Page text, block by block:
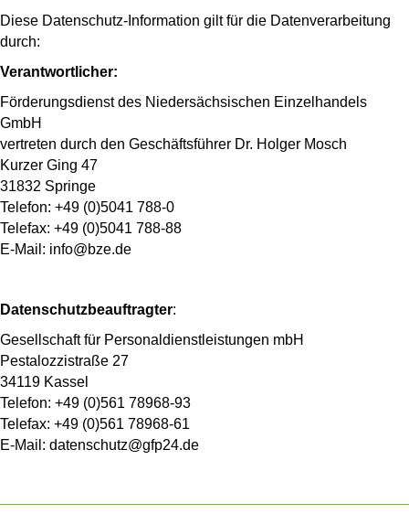
Diese Datenschutz-Information gilt für die Datenverarbeitung
durch:
Verantwortlicher:
Förderungsdienst des Niedersächsischen Einzelhandels
GmbH
vertreten durch den Geschäftsführer Dr. Holger Mosch
Kurzer Ging 47
31832 Springe
Telefon: +49 (0)5041 788-0
Telefax: +49 (0)5041 788-88
E-Mail: info@bze.de
Datenschutzbeauftragter:
Gesellschaft für Personaldienstleistungen mbH
Pestalozzistraße 27
34119 Kassel
Telefon: +49 (0)561 78968-93
Telefax: +49 (0)561 78968-61
E-Mail: datenschutz@gfp24.de